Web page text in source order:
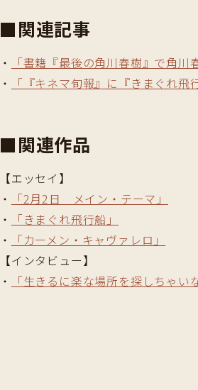
■関連記事
・
「書籍『最後の角川春樹』で角
・
「『キネマ旬報』に『きまぐれ飛
■関連作品
【エッセイ】
・
「2月2日 メイン・テーマ」
・
「きまぐれ飛行船」
・
「カーメン・キャヴァレロ」
【インタビュー】
・
「生きるに楽な場所を探しちゃい